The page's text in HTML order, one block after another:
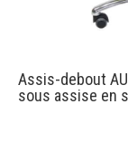
Assis-debout
sous assise en